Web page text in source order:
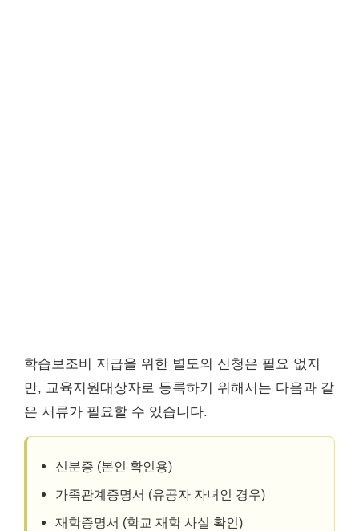
학습보조비 지급을 위한 별도의 신청은 필요 없지
만, 교육지원대상자로 등록하기 위해서는 다음과 같
은 서류가 필요할 수 있습니다.
신분증 (본인 확인용)
가족관계증명서 (유공자 자녀인 경우)
재학증명서 (학교 재학 사실 확인)